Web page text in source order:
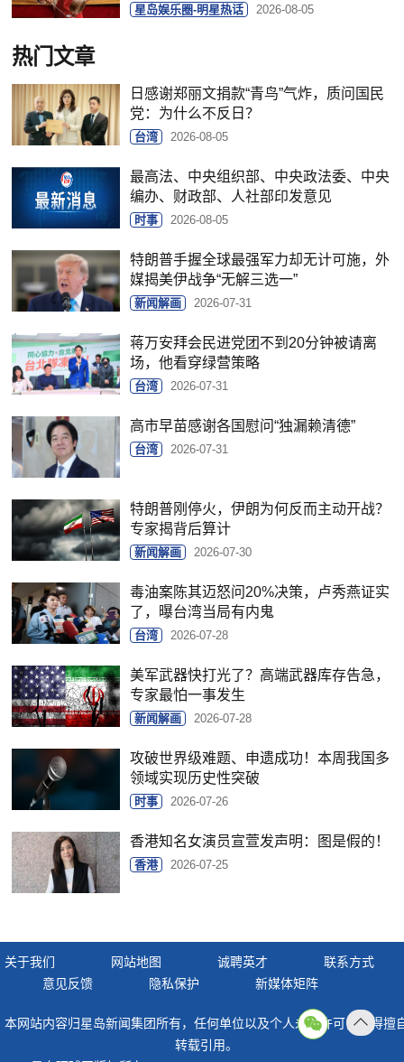
星岛娱乐圈-明星热话 2026-08-05
热门文章
日感谢郑丽文捐款“青鸟”气炸，质问国民
党：为什么不反日？
台湾 2026-08-05
最高法、中央组织部、中央政法委、中央
编办、财政部、人社部印发意见
时事 2026-08-05
特朗普手握全球最强军力却无计可施，外
媒揭美伊战争“无解三选一”
新闻解画 2026-07-31
蒋万安拜会民进党团不到20分钟被请离
场，他看穿绿营策略
台湾 2026-07-31
高市早苗感谢各国慰问“独漏赖清德”
台湾 2026-07-31
特朗普刚停火，伊朗为何反而主动开战？
专家揭背后算计
新闻解画 2026-07-30
毒油案陈其迈怒问20%决策，卢秀燕证实
了，曝台湾当局有内鬼
台湾 2026-07-28
美军武器快打光了？高端武器库存告急，
专家最怕一事发生
新闻解画 2026-07-28
攻破世界级难题、申遗成功！本周我国多
领域实现历史性突破
时事 2026-07-26
香港知名女演员宣萱发声明：图是假的！
香港 2026-07-25
关于我们 网站地图 诚聘英才
联系方式
意见反馈
隐私保护 新媒体矩阵
本网站内容归星岛新闻集团所有，任何单位以及个人未经许可，不得擅
转载引用。